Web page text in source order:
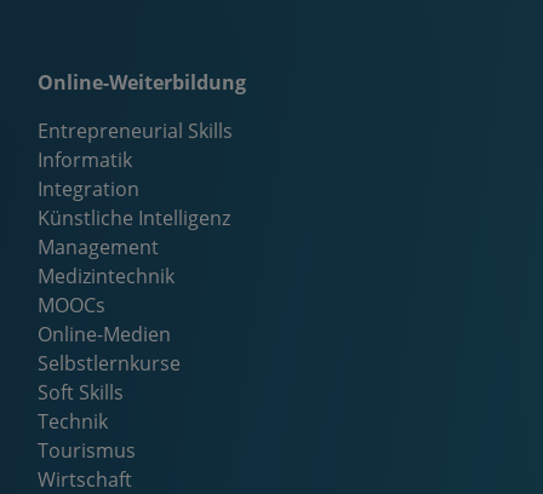
Online-Weiterbildung
Entrepreneurial Skills
Informatik
Integration
Künstliche Intelligenz
Management
Medizintechnik
MOOCs
Online-Medien
Selbstlernkurse
Soft Skills
Technik
Tourismus
Wirtschaft